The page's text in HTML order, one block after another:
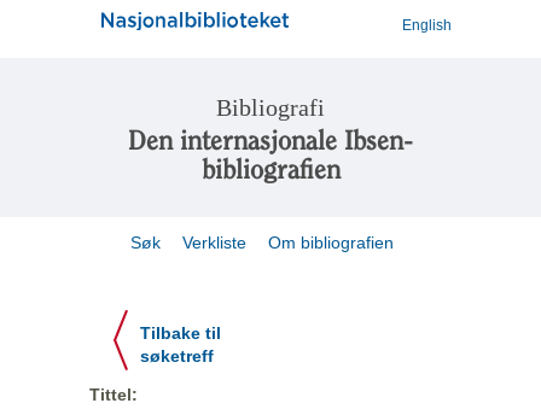
English
Bibliografi
Den internasjonale Ibsen-
bibliografien
Søk Verkliste Om bibliografien
Tilbake til
søketreff
Tittel: